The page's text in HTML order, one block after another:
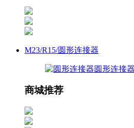
M23/R15/圆形连接器
圆形连接器
商城推荐